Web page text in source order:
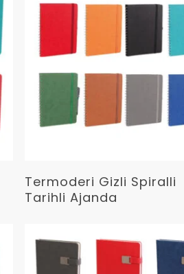
Devamını Oku
Termoderi Gizli Spiralli
Tarihli Ajanda